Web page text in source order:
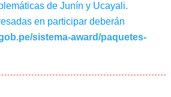
de Junín y Ucayali.
en participar deberán
sistema-award/paquetes-